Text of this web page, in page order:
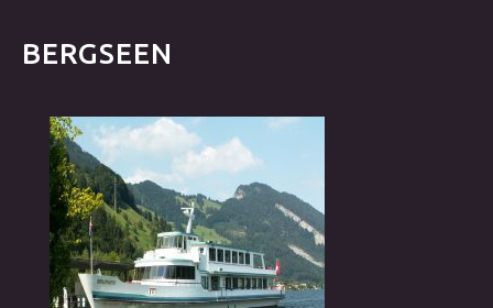
BERGSEEN